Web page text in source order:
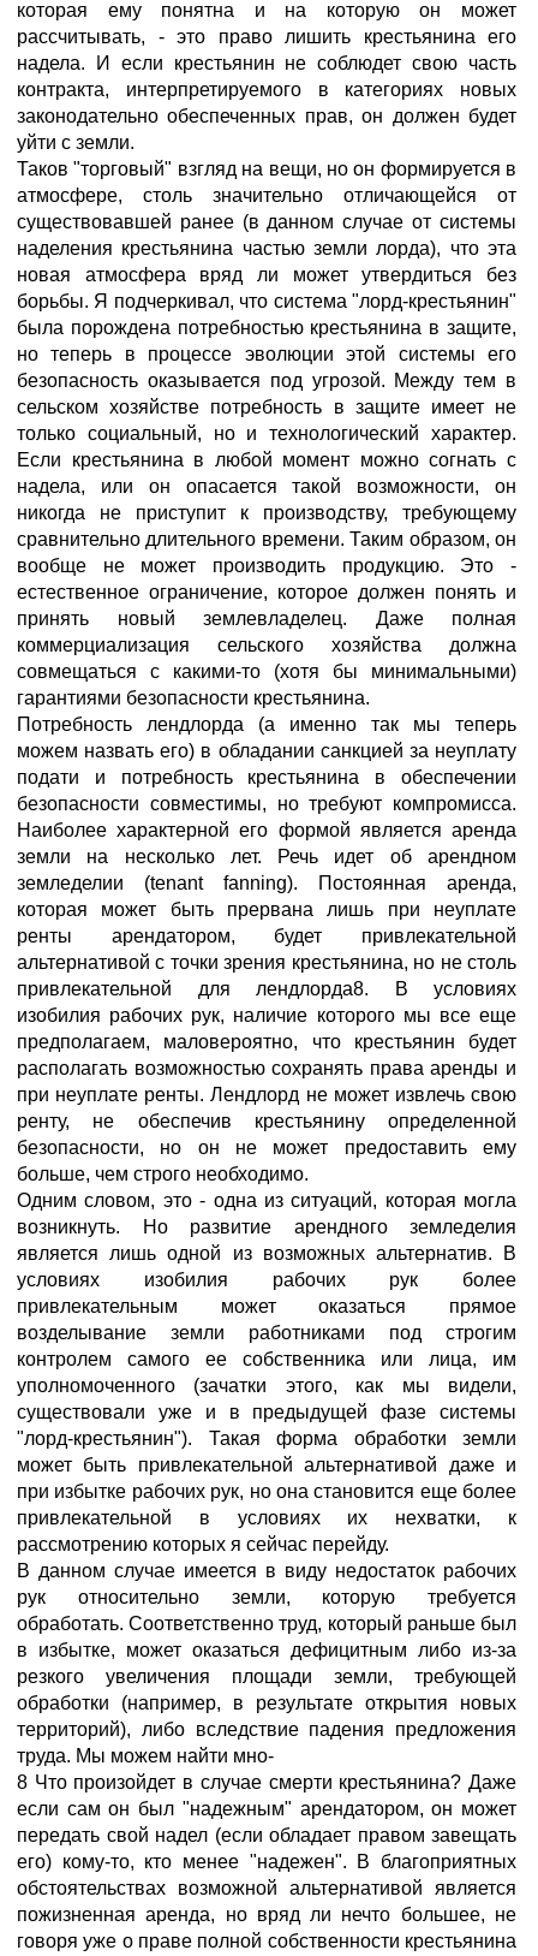
которая ему понятна и на которую он может
рассчитывать, - это право лишить крестьянина его
надела. И если крестьянин не соблюдет свою часть
контракта, интерпретируемого в категориях новых
законодательно обеспеченных прав, он должен будет
уйти с земли.
Таков "торговый" взгляд на вещи, но он формируется в
атмосфере, столь значительно отличающейся от
существовавшей ранее (в данном случае от системы
наделения крестьянина частью земли лорда), что эта
новая атмосфера вряд ли может утвердиться без
борьбы. Я подчеркивал, что система "лорд-крестьянин"
была порождена потребностью крестьянина в защите,
но теперь в процессе эволюции этой системы его
безопасность оказывается под угрозой. Между тем в
сельском хозяйстве потребность в защите имеет не
только социальный, но и технологический характер.
Если крестьянина в любой момент можно согнать с
надела, или он опасается такой возможности, он
никогда не приступит к производству, требующему
сравнительно длительного времени. Таким образом, он
вообще не может производить продукцию. Это -
естественное ограничение, которое должен понять и
принять новый землевладелец. Даже полная
коммерциализация сельского хозяйства должна
совмещаться с какими-то (хотя бы минимальными)
гарантиями безопасности крестьянина.
Потребность лендлорда (а именно так мы теперь
можем назвать его) в обладании санкцией за неуплату
подати и потребность крестьянина в обеспечении
безопасности совместимы, но требуют компромисса.
Наиболее характерной его формой является аренда
земли на несколько лет. Речь идет об арендном
земледелии (tenant fanning). Постоянная аренда,
которая может быть прервана лишь при неуплате
ренты арендатором, будет привлекательной
альтернативой с точки зрения крестьянина, но не столь
привлекательной для лендлорда8. В условиях
изобилия рабочих рук, наличие которого мы все еще
предполагаем, маловероятно, что крестьянин будет
располагать возможностью сохранять права аренды и
при неуплате ренты. Лендлорд не может извлечь свою
ренту, не обеспечив крестьянину определенной
безопасности, но он не может предоставить ему
больше, чем строго необходимо.
Одним словом, это - одна из ситуаций, которая могла
возникнуть. Но развитие арендного земледелия
является лишь одной из возможных альтернатив. В
условиях изобилия рабочих рук более
привлекательным может оказаться прямое
возделывание земли работниками под строгим
контролем самого ее собственника или лица, им
уполномоченного (зачатки этого, как мы видели,
существовали уже и в предыдущей фазе системы
"лорд-крестьянин"). Такая форма обработки земли
может быть привлекательной альтернативой даже и
при избытке рабочих рук, но она становится еще более
привлекательной в условиях их нехватки, к
рассмотрению которых я сейчас перейду.
В данном случае имеется в виду недостаток рабочих
рук относительно земли, которую требуется
обработать. Соответственно труд, который раньше был
в избытке, может оказаться дефицитным либо из-за
резкого увеличения площади земли, требующей
обработки (например, в результате открытия новых
территорий), либо вследствие падения предложения
труда. Мы можем найти мно-
8 Что произойдет в случае смерти крестьянина? Даже
если сам он был "надежным" арендатором, он может
передать свой надел (если обладает правом завещать
его) кому-то, кто менее "надежен". В благоприятных
обстоятельствах возможной альтернативой является
пожизненная аренда, но вряд ли нечто большее, не
говоря уже о праве полной собственности крестьянина